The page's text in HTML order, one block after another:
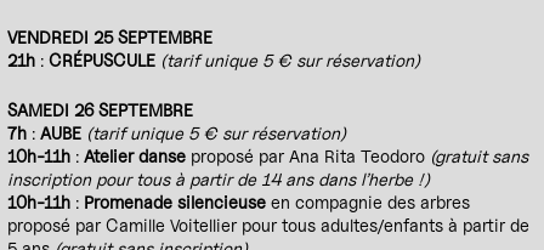
VENDREDI 25 SEPTEMBRE
21h :CRÉPUSCULE (tarif unique 5 € sur réservation)
SAMEDI 26 SEPTEMBRE
7h :AUBE (tarif unique 5 € sur réservation)
10h-11h :Atelier danse proposé par Ana Rita Teodoro (gratuit sans
inscription pour tous à partir de 14 ans dans l’herbe !)
10h-11h : Promenade silencieuse en compagnie des arbres
proposé par Camille Voitellier pour tous adultes/enfants à partir de